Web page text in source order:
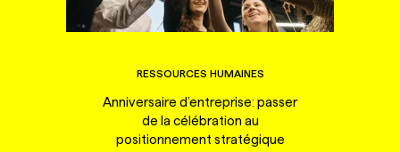
RESSOURCES HUMAINES
Anniversaire d’entreprise: passer
de la célébration au
positionnement stratégique